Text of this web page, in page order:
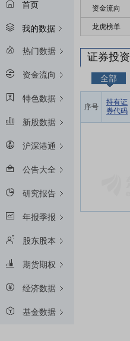
首页
我的数据
热门数据
资金流向
特色数据
新股数据
沪深港通
公告大全
研究报告
年报季报
股东股本
期货期权
经济数据
基金数据
资金流向
龙虎榜单
证券投资
全部
序号
持有证
券代码